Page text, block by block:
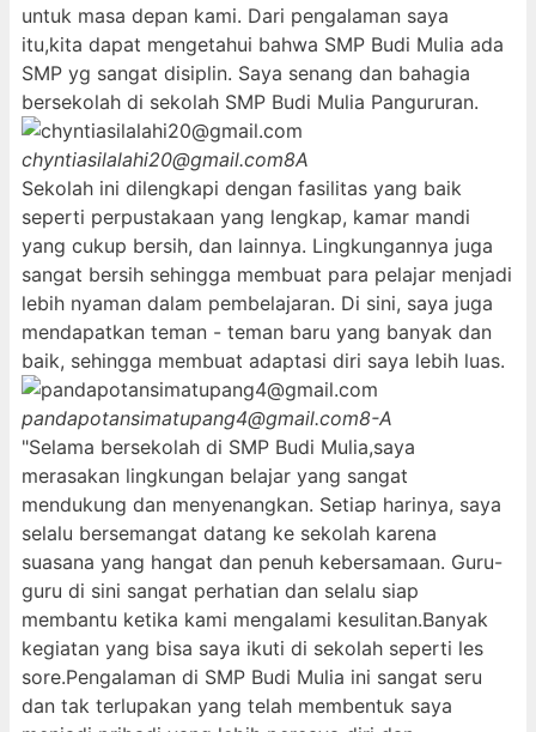
untuk masa depan kami. Dari pengalaman saya
itu,kita dapat mengetahui bahwa SMP Budi Mulia ada
SMP yg sangat disiplin. Saya senang dan bahagia
bersekolah di sekolah SMP Budi Mulia Pangururan.
chyntiasilalahi20@gmail.com8A
Sekolah ini dilengkapi dengan fasilitas yang baik
seperti perpustakaan yang lengkap, kamar mandi
yang cukup bersih, dan lainnya. Lingkungannya juga
sangat bersih sehingga membuat para pelajar menjadi
lebih nyaman dalam pembelajaran. Di sini, saya juga
mendapatkan teman - teman baru yang banyak dan
baik, sehingga membuat adaptasi diri saya lebih luas.
pandapotansimatupang4@gmail.com8-A
"Selama bersekolah di SMP Budi Mulia,saya
merasakan lingkungan belajar yang sangat
mendukung dan menyenangkan. Setiap harinya, saya
selalu bersemangat datang ke sekolah karena
suasana yang hangat dan penuh kebersamaan. Guru-
guru di sini sangat perhatian dan selalu siap
membantu ketika kami mengalami kesulitan.Banyak
kegiatan yang bisa saya ikuti di sekolah seperti les
sore.Pengalaman di SMP Budi Mulia ini sangat seru
dan tak terlupakan yang telah membentuk saya